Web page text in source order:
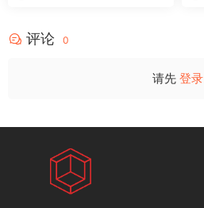
评论 0
请先 登录